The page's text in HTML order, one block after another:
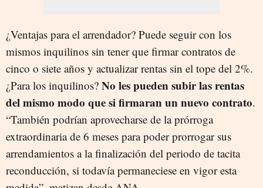
¿Ventajas para el arrendador? Puede seguir con los
mismos inquilinos sin tener que firmar contratos de
cinco o siete años y actualizar rentas sin el tope del 2%.
¿Para los inquilinos? No les pueden subir las rentas
del mismo modo que si firmaran un nuevo contrato.
“También podrían aprovecharse de la prórroga
extraordinaria de 6 meses para poder prorrogar sus
arrendamientos a la finalización del periodo de tacita
reconducción, si todavía permaneciese en vigor esta